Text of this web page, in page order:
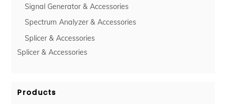
Signal Generator & Accessories
Spectrum Analyzer & Accessories
Splicer & Accessories
Splicer & Accessories
Products